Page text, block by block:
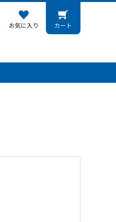
お気に入り カート